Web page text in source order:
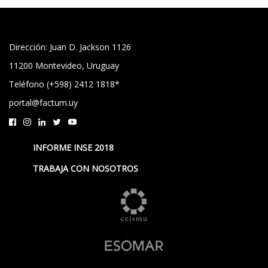
Dirección: Juan D. Jackson 1126
11200 Montevideo, Uruguay
Teléfono (+598) 2412 1818*
portal@factum.uy
INFORME INSE 2018
TRABAJA CON NOSOTROS